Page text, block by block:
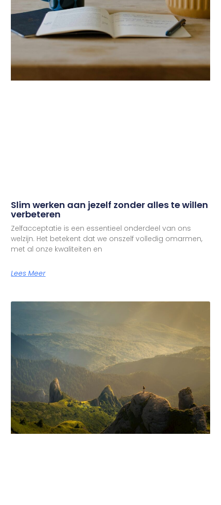
Slim werken aan jezelf zonder alles te willen
verbeteren
Zelfacceptatie is een essentieel onderdeel van ons
welzijn. Het betekent dat we onszelf volledig omarmen,
met al onze kwaliteiten en
Lees Meer